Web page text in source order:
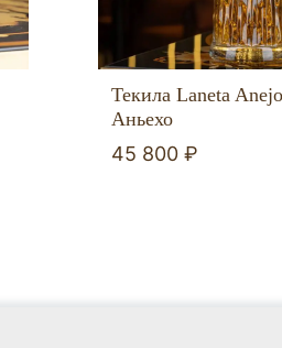
Текила Laneta
Аньехо
45 800 ₽